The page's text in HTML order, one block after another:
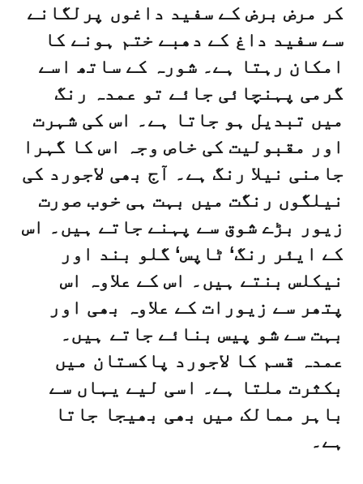
کر مرض برض کے سفید داغوں پرلگانے
سے سفید داغ کے دھبے ختم ہونے کا
امکان رہتا ہے۔ شورہ کے ساتھ اسے
گرمی پہنچائی جائے تو عمدہ رنگ
میں تبدیل ہو جاتا ہے۔ اس کی شہرت
اور مقبولیت کی خاص وجہ اس کا گہرا
جامنی نیلا رنگ ہے۔ آج بھی لاجورد کی
نیلگوں رنگت میں بہت ہی خوب صورت
زیور بڑے شوق سے پہنے جاتے ہیں۔ اس
کے ایئر رنگ‘ ٹاپس‘ گلو بند اور
نیکلس بنتے ہیں۔ اس کے علاوہ اس
پتھر سے زیورات کے علاوہ بھی اور
بہت سے شو پیس بنائے جاتے ہیں۔
عمدہ قسم کا لاجورد پاکستان میں
بکثرت ملتا ہے۔ اسی لیے یہاں سے
باہر ممالک میں بھی بھیجا جاتا
ہے۔